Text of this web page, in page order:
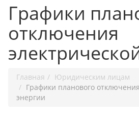
Графики
отключения
Главная
Юридическим лицам
Графики планового
энергии